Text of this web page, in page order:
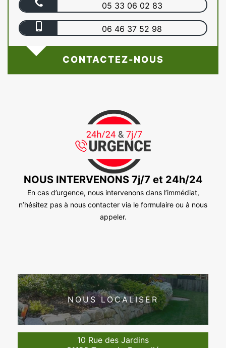
05 33 06 02 83
06 46 37 52 98
CONTACTEZ-NOUS
NOUS INTERVENONS 7j/7 et 24h/24
En cas d’urgence, nous intervenons dans l’immédiat,
n’hésitez pas à nous contacter via le formulaire ou à nous
appeler.
NOUS LOCALISER
10 Rue des Jardins